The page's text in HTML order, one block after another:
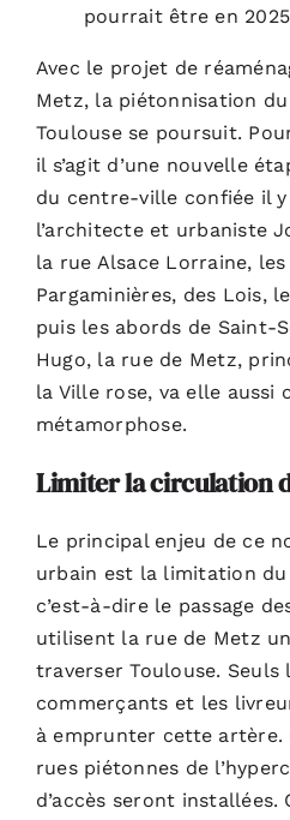
pourrait être en
Avec le projet de
Metz, la piétonnisation
Toulouse se poursuit.
il s’agit d’une nouvelle
du centre-ville confiée il
l’architecte et urbaniste
la rue Alsace Lorraine, les
Pargaminières, des Lois,
puis les abords de Saint-
Hugo, la rue de Metz,
la Ville rose, va elle aussi
métamorphose.
Limiter la circulation
Le principal enjeu de ce
urbain est la limitation
c’est-à-dire le passage
utilisent la rue de Metz
traverser Toulouse. Seuls
commerçants et les
à emprunter cette artère.
rues piétonnes de
d’accès seront installées.